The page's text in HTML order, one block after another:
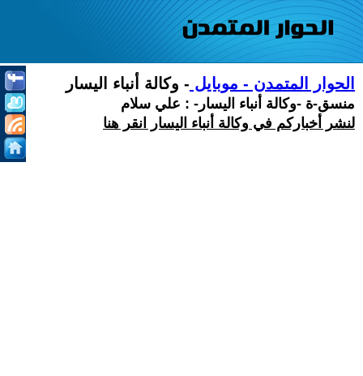
الحوار المتمدن - موبايل - وكالة أنباء اليسار
منسق-ة -وكالة أنباء اليسار- : علي سلام
لنشر أخباركم في وكالة أنباء اليسار انقر هنا